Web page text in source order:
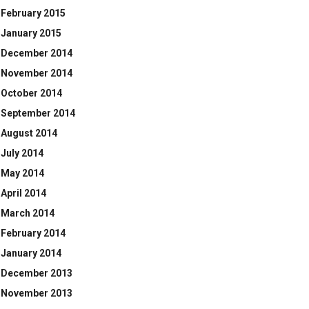
February 2015
January 2015
December 2014
November 2014
October 2014
September 2014
August 2014
July 2014
May 2014
April 2014
March 2014
February 2014
January 2014
December 2013
November 2013